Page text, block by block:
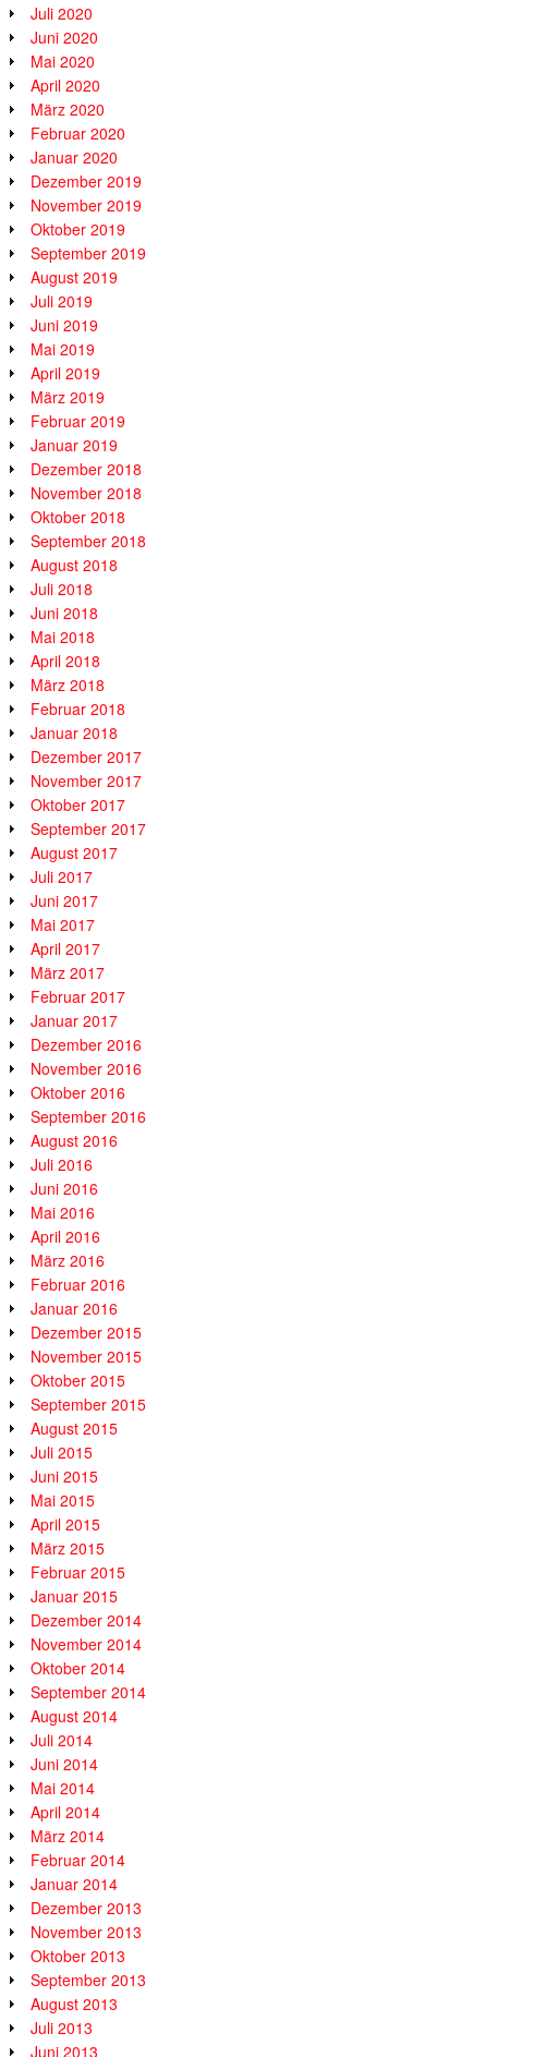
Juli 2020
Juni 2020
Mai 2020
April 2020
März 2020
Februar 2020
Januar 2020
Dezember 2019
November 2019
Oktober 2019
September 2019
August 2019
Juli 2019
Juni 2019
Mai 2019
April 2019
März 2019
Februar 2019
Januar 2019
Dezember 2018
November 2018
Oktober 2018
September 2018
August 2018
Juli 2018
Juni 2018
Mai 2018
April 2018
März 2018
Februar 2018
Januar 2018
Dezember 2017
November 2017
Oktober 2017
September 2017
August 2017
Juli 2017
Juni 2017
Mai 2017
April 2017
März 2017
Februar 2017
Januar 2017
Dezember 2016
November 2016
Oktober 2016
September 2016
August 2016
Juli 2016
Juni 2016
Mai 2016
April 2016
März 2016
Februar 2016
Januar 2016
Dezember 2015
November 2015
Oktober 2015
September 2015
August 2015
Juli 2015
Juni 2015
Mai 2015
April 2015
März 2015
Februar 2015
Januar 2015
Dezember 2014
November 2014
Oktober 2014
September 2014
August 2014
Juli 2014
Juni 2014
Mai 2014
April 2014
März 2014
Februar 2014
Januar 2014
Dezember 2013
November 2013
Oktober 2013
September 2013
August 2013
Juli 2013
Juni 2013